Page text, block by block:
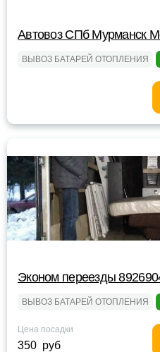
Автовоз СПб Мурманск
ВЫВОЗ БАТАРЕЙ ОТОПЛЕНИЯ
Эконом переезды
ВЫВОЗ БАТАРЕЙ ОТОПЛЕНИЯ
Цена посадки
350 руб